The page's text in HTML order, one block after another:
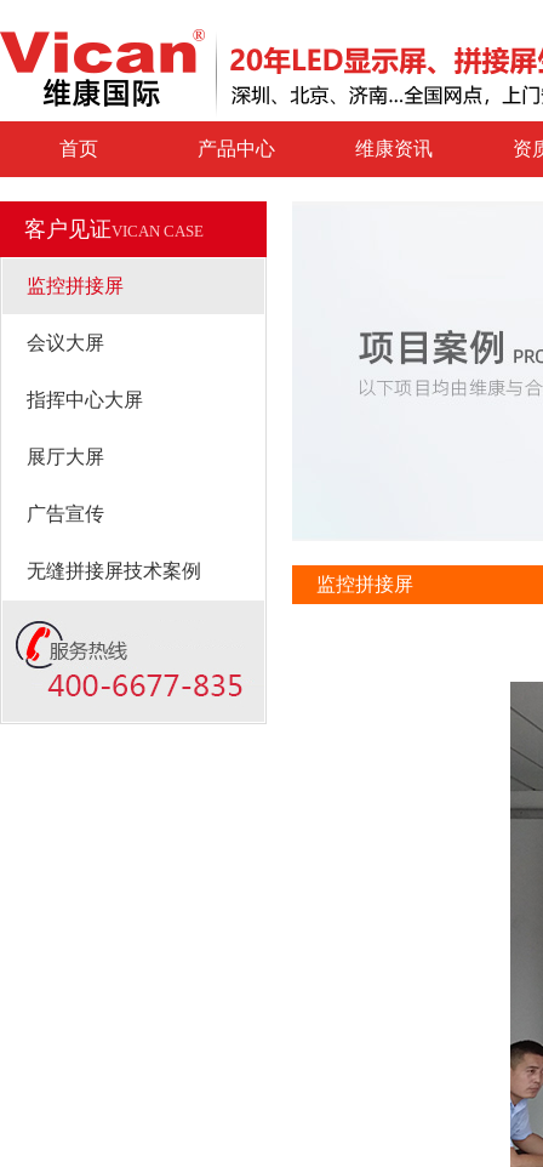
首页 产品中心 维康资讯 资
客户见证VICAN CASE
监控拼接屏
会议大屏
指挥中心大屏
展厅大屏
广告宣传
无缝拼接屏技术案例
监控拼接屏